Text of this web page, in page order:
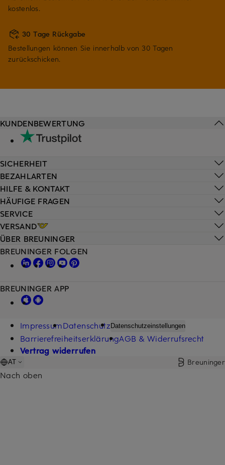
kostenlos.
30 Tage Rückgabe
Bestellungen können Sie innerhalb von 30 Tagen
zurückschicken.
HILFE & KONTAKT
HÄUFIGE FRAGEN
SERVICE
VERSAND
KUNDENBEWERTUNG
SICHERHEIT
BEZAHLARTEN
ÜBER BREUNINGER
BREUNINGER FOLGEN
BREUNINGER APP
ImpressumDatenschutz Datenschutzeinstellungen
BarrierefreiheitserklärungAGB & Widerrufsrecht
Vertrag widerrufen
AT Breuninger
Nach oben